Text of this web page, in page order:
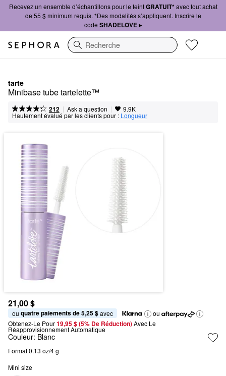
Recevez un ensemble d’échantillons pour le teintGRATUIT*avec tout achat
de 55 $ minimum requis. *Des modalités s’appliquent. Inscrire le
code SHADELOVE ▸
Recherche
tarte
Minibase tube tartelette™
212 | Ask a question | 9.9K
Hautement évalué par les clients pour : Longueur
21,00 $
ou quatre paiements de 5,25 $ avec
ou
Obtenez-Le Pour19,95 $ (5% De Réduction) Avec Le
Réapprovisionnement Automatique
Couleur: Blanc
Format 0.13 oz/4 g
Mini size